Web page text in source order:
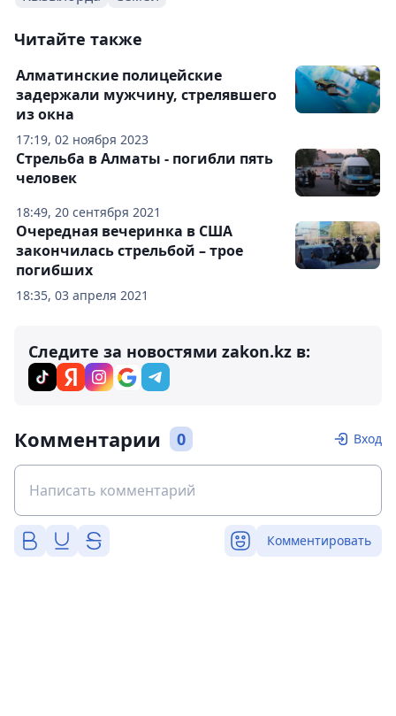
Читайте также
17:19, 02 ноября 2023
Алматинские полицейские
задержали мужчину, стрелявшего
из окна
18:49, 20 сентября 2021
Стрельба в Алматы - погибли пять
человек
18:35, 03 апреля 2021
Очередная вечеринка в США
закончилась стрельбой – трое
погибших
Следите за новостями zakon.kz в:
Комментарии 0 Вход
Комментировать